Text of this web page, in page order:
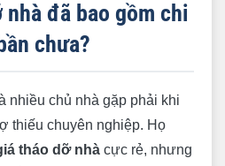
nhà đã bao gồm chi
chưa?
nhiều chủ nhà gặp phải khi
thiếu chuyên nghiệp. Họ
tháo dỡ nhà cực rẻ, nhưng